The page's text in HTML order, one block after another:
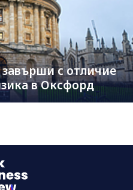
с отличие
в Оксфорд